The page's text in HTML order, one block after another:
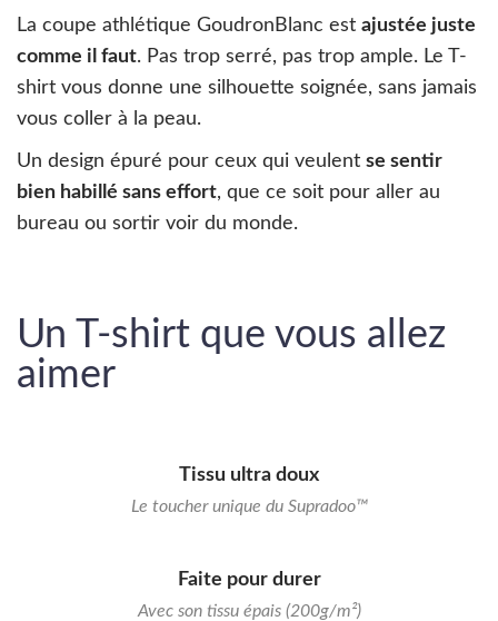
La coupe athlétique GoudronBlanc est ajustée juste
comme il faut. Pas trop serré, pas trop ample. Le T-
shirt vous donne une silhouette soignée, sans jamais
vous coller à la peau.
Un design épuré pour ceux qui veulent se sentir
bien habillé sans effort, que ce soit pour aller au
bureau ou sortir voir du monde.
Un T-shirt que vous allez
aimer
Tissu ultra doux
Le toucher unique du Supradoo™
Faite pour durer
Avec son tissu épais (200g/m²)